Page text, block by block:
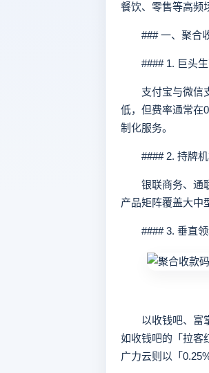
餐饮、零售等高频
### 一、聚合收
#### 1. 巨头生
支付宝与微信支
低，但费率通常在
制化服务。
#### 2. 持牌机
银联商务、通联
产品矩阵覆盖大中
#### 3. 垂直领
以收钱吧、富掌
如收钱吧的「拉客
广力云则以「